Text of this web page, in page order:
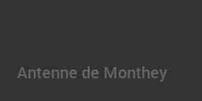
Antenne de Monthey